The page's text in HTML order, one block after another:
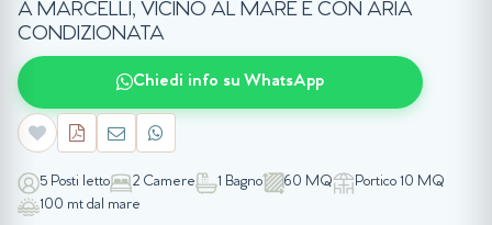
A MARCELLI, VICINO AL MARE E CON ARIA
CONDIZIONATA
Chiedi info su WhatsApp
5 Posti letto 2 Camere 1 Bagno 60 MQ
Portico 10 MQ
100 mt dal mare